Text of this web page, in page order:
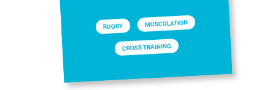
RUGBY MUSCULATION
CROSS TRAINING